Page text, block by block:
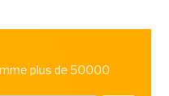
plus de 50000